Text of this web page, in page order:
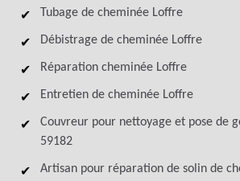
Tubage de cheminée Loffre
Débistrage de cheminée Loffre
Réparation cheminée Loffre
Entretien de cheminée Loffre
Couvreur pour nettoyage et pose de
59182
Artisan pour réparation de solin de